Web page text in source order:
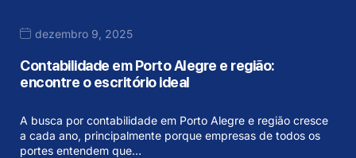
dezembro 9, 2025
Contabilidade em Porto Alegre e região:
encontre o escritório ideal
A busca por contabilidade em Porto Alegre e região cresce
a cada ano, principalmente porque empresas de todos os
portes entendem que…